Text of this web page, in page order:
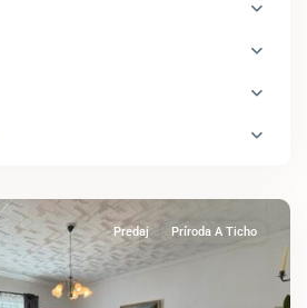
Predaj Príroda A Ticho